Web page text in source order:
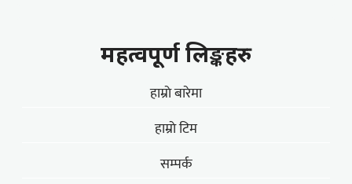
महत्वपूर्ण लिङ्कहरु
हाम्राे बारेमा
हाम्राे टिम
सम्पर्क